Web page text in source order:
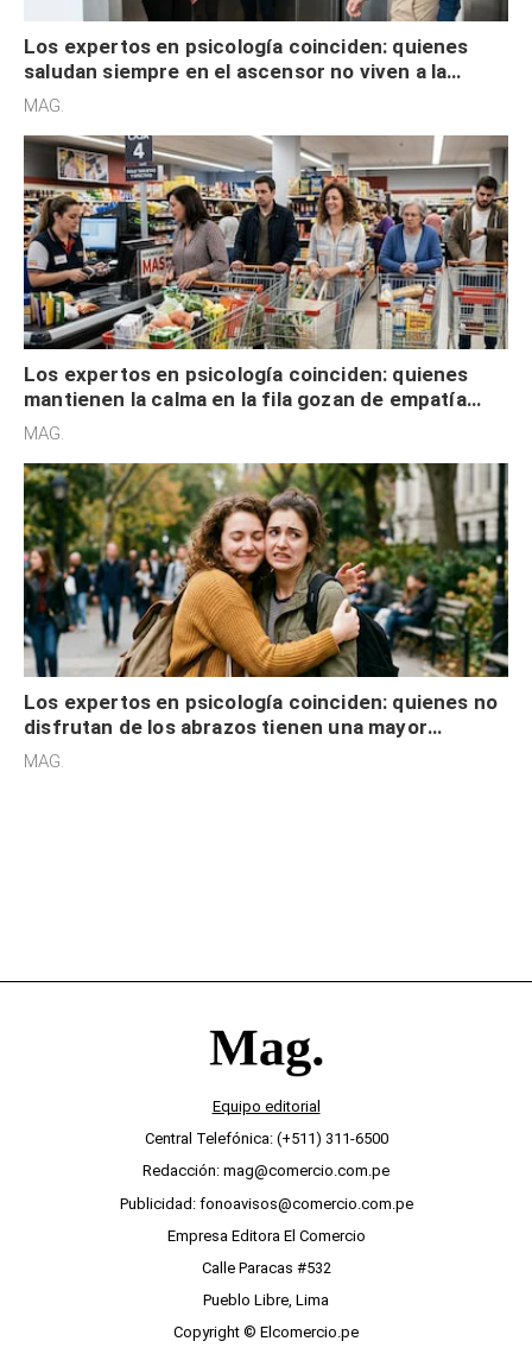
Los expertos en psicología coinciden: quienes
saludan siempre en el ascensor no viven a la
defensiva y tienen apertura social
MAG.
Los expertos en psicología coinciden: quienes
mantienen la calma en la fila gozan de empatía
cognitiva, gratitud y no solo tienen autocontrol
MAG.
Los expertos en psicología coinciden: quienes no
disfrutan de los abrazos tienen una mayor
sensibilidad a los estímulos físicos y no es por
MAG.
Equipo editorial
Central Telefónica: (+511) 311-6500
Redacción: mag@comercio.com.pe
Publicidad: fonoavisos@comercio.com.pe
Empresa Editora El Comercio
Calle Paracas #532
Pueblo Libre, Lima
Copyright © Elcomercio.pe